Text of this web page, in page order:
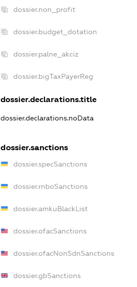
dossier.non_profit
dossier.budget_dotation
dossier.palne_akciz
dossier.bigTaxPayerReg
dossier.declarations.title
dossier.declarations.noData
dossier.sanctions
dossier.specSanctions
dossier.rnboSanctions
dossier.amkuBlackList
dossier.ofacSanctions
dossier.ofacNonSdnSanctions
dossier.gbSanctions